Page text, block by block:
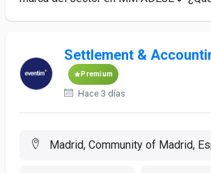
Settlement &
Premium
Hace 3 días
Madrid, Community of Madrid,